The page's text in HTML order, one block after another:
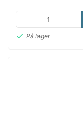
På lager